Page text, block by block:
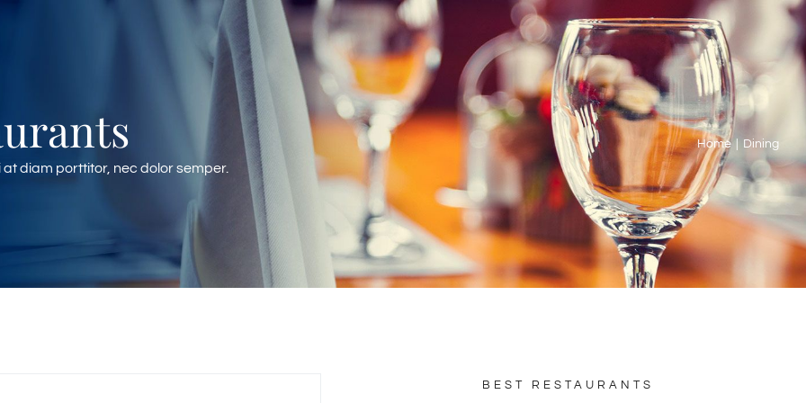
at diam porttitor, nec dolor semper.
Home Dining
BEST RESTAURANTS